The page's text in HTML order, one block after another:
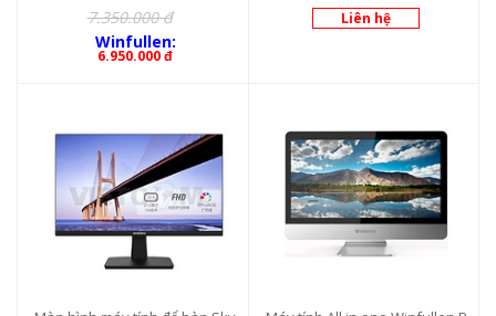
7.350.000 đ
Winfullen:
6.950.000 đ
Liên hệ